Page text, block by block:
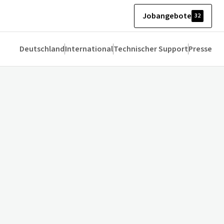
Jobangebote 32
DeutschlandInternationalTechnischer SupportPresse